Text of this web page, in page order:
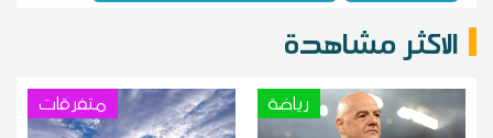
الاكثر مشاهدة
رياضة متفرقات